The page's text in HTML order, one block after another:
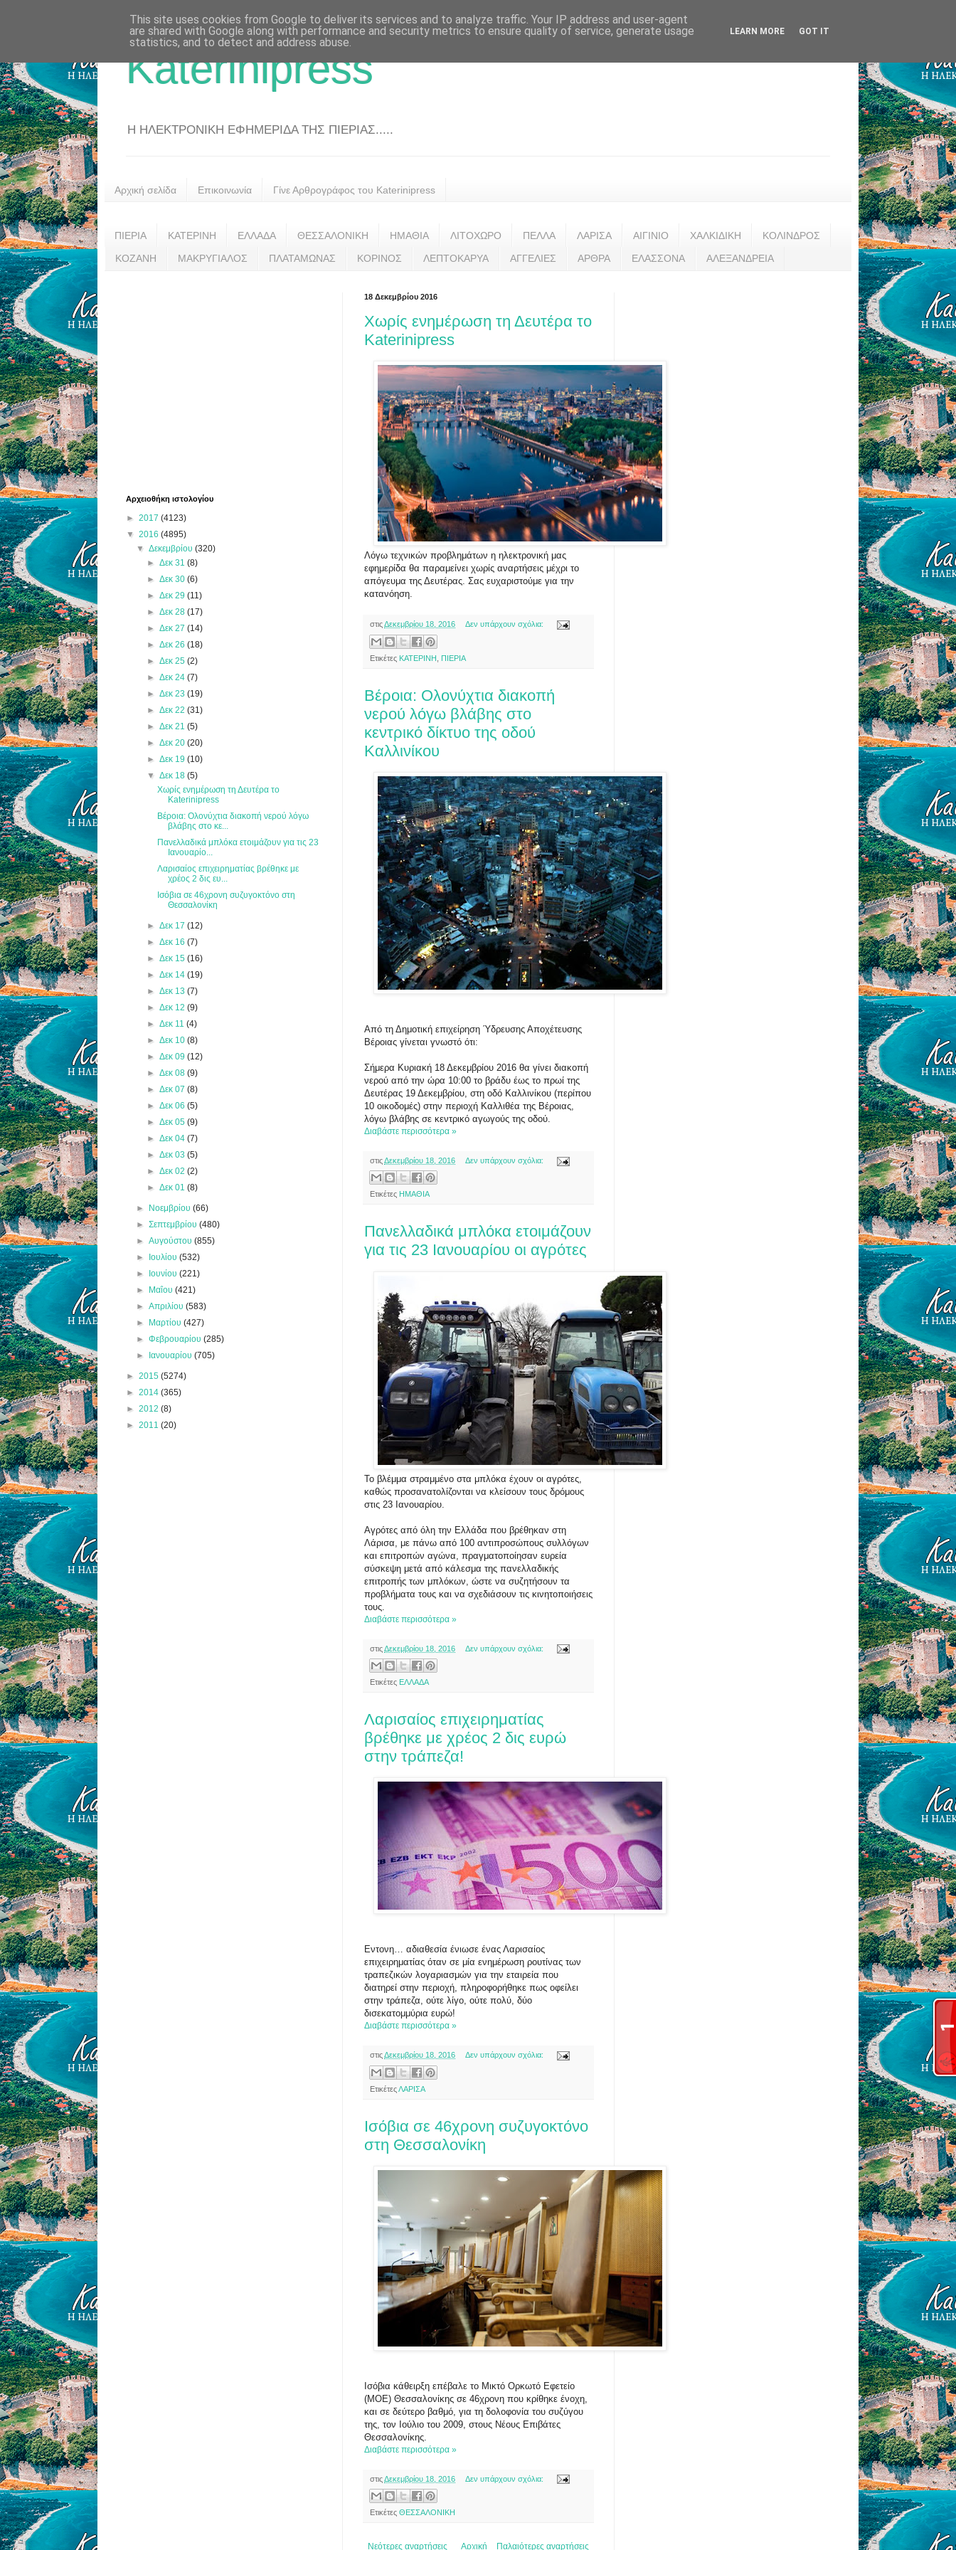
Katerinipress
Η ΗΛΕΚΤΡΟΝΙΚΗ ΕΦΗΜΕΡΙΔΑ ΤΗΣ ΠΙΕΡΙΑΣ.....
Αρχική σελίδα Επικοινωνία Γίνε Αρθρογράφος του Katerinipress
ΠΙΕΡΙΑ ΚΑΤΕΡΙΝΗ ΕΛΛΑΔΑ ΘΕΣΣΑΛΟΝΙΚΗ ΗΜΑΘΙΑ ΛΙΤΟΧΩΡΟ ΠΕΛΛΑ ΛΑΡΙΣΑ ΑΙΓΙΝΙΟ ΧΑΛΚΙΔΙΚΗ ΚΟΛΙΝΔΡΟΣ
ΚΟΖΑΝΗ ΜΑΚΡΥΓΙΑΛΟΣ ΠΛΑΤΑΜΩΝΑΣ ΚΟΡΙΝΟΣ ΛΕΠΤΟΚΑΡΥΑ ΑΓΓΕΛΙΕΣ ΑΡΘΡΑ ΕΛΑΣΣΟΝΑ ΑΛΕΞΑΝΔΡΕΙΑ
18 Δεκεμβρίου 2016
Χωρίς ενημέρωση τη Δευτέρα το
Katerinipress
Λόγω τεχνικών προβλημάτων η ηλεκτρονική μας
εφημερίδα θα παραμείνει χωρίς αναρτήσεις μέχρι το
απόγευμα της Δευτέρας. Σας ευχαριστούμε για την
κατανόηση.
στιςΔεκεμβρίου 18, 2016 Δεν υπάρχουν σχόλια:
Ετικέτες ΚΑΤΕΡΙΝΗ ΠΙΕΡΙΑ
Βέροια: Ολονύχτια διακοπή
νερού λόγω βλάβης στο
κεντρικό δίκτυο της οδού
Καλλινίκου
Από τη Δημοτική επιχείρηση Ύδρευσης Αποχέτευσης
Βέροιας γίνεται γνωστό ότι:
Σήμερα Κυριακή 18 Δεκεμβρίου 2016 θα γίνει διακοπή
νερού από την ώρα 10:00 το βράδυ έως το πρωί της
Δευτέρας 19 Δεκεμβρίου, στη οδό Καλλινίκου (περίπου
10 οικοδομές) στην περιοχή Καλλιθέα της Βέροιας,
λόγω βλάβης σε κεντρικό αγωγούς της οδού.
Διαβάστε περισσότερα »
στιςΔεκεμβρίου 18, 2016 Δεν υπάρχουν σχόλια:
Ετικέτες ΗΜΑΘΙΑ
Πανελλαδικά μπλόκα ετοιμάζουν
για τις 23 Ιανουαρίου οι αγρότες
Το βλέμμα στραμμένο στα μπλόκα έχουν οι αγρότες,
καθώς προσανατολίζονται να κλείσουν τους δρόμους
στις 23 Ιανουαρίου.
Αγρότες από όλη την Ελλάδα που βρέθηκαν στη
Λάρισα, με πάνω από 100 αντιπροσώπους συλλόγων
και επιτροπών αγώνα, πραγματοποίησαν ευρεία
σύσκεψη μετά από κάλεσμα της πανελλαδικής
επιτροπής των μπλόκων, ώστε να συζητήσουν τα
προβλήματα τους και να σχεδιάσουν τις κινητοποιήσεις
τους.
Διαβάστε περισσότερα »
στιςΔεκεμβρίου 18, 2016 Δεν υπάρχουν σχόλια:
Ετικέτες ΕΛΛΑΔΑ
Λαρισαίος επιχειρηματίας
βρέθηκε με χρέος 2 δις ευρώ
στην τράπεζα!
Εντονη… αδιαθεσία ένιωσε ένας Λαρισαίος
επιχειρηματίας όταν σε μία ενημέρωση ρουτίνας των
τραπεζικών λογαριασμών για την εταιρεία που
διατηρεί στην περιοχή, πληροφορήθηκε πως οφείλει
στην τράπεζα, ούτε λίγο, ούτε πολύ, δύο
δισεκατομμύρια ευρώ!
Διαβάστε περισσότερα »
στιςΔεκεμβρίου 18, 2016 Δεν υπάρχουν σχόλια:
ΕτικέτεςΛΑΡΙΣΑ
Ισόβια σε 46χρονη συζυγοκτόνο
στη Θεσσαλονίκη
Ισόβια κάθειρξη επέβαλε το Μικτό Ορκωτό Εφετείο
(ΜΟΕ) Θεσσαλονίκης σε 46χρονη που κρίθηκε ένοχη,
και σε δεύτερο βαθμό, για τη δολοφονία του συζύγου
της, τον Ιούλιο του 2009, στους Νέους Επιβάτες
Θεσσαλονίκης.
Διαβάστε περισσότερα »
στιςΔεκεμβρίου 18, 2016 Δεν υπάρχουν σχόλια:
Ετικέτες ΘΕΣΣΑΛΟΝΙΚΗ
Νεότερες αναρτήσεις Παλαιότερες αναρτήσεις
Αρχική
Αρχειοθήκη ιστολογίου
► 2017 (4123)
▼ 2016 (4895)
▼Δεκεμβρίου(320)
► Δεκ 31 (8)
► Δεκ 30 (6)
► Δεκ 29 (11)
► Δεκ 28 (17)
► Δεκ 27 (14)
► Δεκ 26 (18)
► Δεκ 25 (2)
► Δεκ 24 (7)
► Δεκ 23 (19)
► Δεκ 22 (31)
► Δεκ 21 (5)
► Δεκ 20 (20)
► Δεκ 19 (10)
▼ Δεκ 18 (5)
Χωρίς ενημέρωση τη Δευτέρα το
Katerinipress
Βέροια: Ολονύχτια διακοπή νερού λόγω
βλάβης στο κε...
Πανελλαδικά μπλόκα ετοιμάζουν για τις 23
Ιανουαρίο...
Λαρισαίος επιχειρηματίας βρέθηκε με
χρέος 2 δις ευ...
Ισόβια σε 46χρονη συζυγοκτόνο στη
Θεσσαλονίκη
► Δεκ 17 (12)
► Δεκ 16 (7)
► Δεκ 15 (16)
► Δεκ 14 (19)
► Δεκ 13 (7)
► Δεκ 12 (9)
► Δεκ 11 (4)
► Δεκ 10 (8)
► Δεκ 09 (12)
► Δεκ 08 (9)
► Δεκ 07 (8)
► Δεκ 06 (5)
► Δεκ 05 (9)
► Δεκ 04 (7)
► Δεκ 03 (5)
► Δεκ 02 (2)
► Δεκ 01 (8)
► Νοεμβρίου(66)
►Σεπτεμβρίου(480)
►Αυγούστου(855)
► Ιουλίου(532)
► Ιουνίου(221)
► Μαΐου(421)
►Απριλίου(583)
► Μαρτίου(427)
►Φεβρουαρίου(285)
► Ιανουαρίου(705)
► 2015 (5274)
► 2014 (365)
► 2012 (8)
► 2011 (20)
This site uses cookies from Google to deliver its services and to analyze traffic. Your IP address and user-agent
are shared with Google along with performance and security metrics to ensure quality of service, generate usage
statistics, and to detect and address abuse.
LEARN MORE GOT IT